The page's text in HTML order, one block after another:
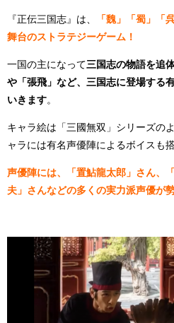
『正伝三国志』は、
「魏」「蜀」「
舞台のストラテジーゲーム！
一国の主になって三国志の物語を追
や「張飛」など、三国志に登場する
いきます
キャラ絵は「三國無双」シリーズの
ャラには有名声優陣によるボイスも
声優陣には、「置鮎龍太郎」さん、
夫」さんなどの多くの実力派声優が